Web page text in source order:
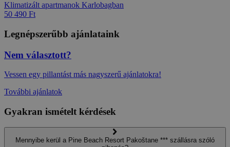
Klimatizált apartmanok Karlobagban
50 490 Ft
Legnépszerűbb ajánlataink
Nem választott?
Vessen egy pillantást más nagyszerű ajánlatokra!
További ajánlatok
Gyakran ismételt kérdések
Mennyibe kerül a Pine Beach Resort Pakoštane *** szállásra szóló